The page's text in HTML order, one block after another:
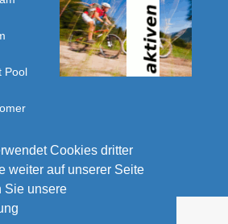
Cookies dritter
weiter auf unserer Seite
Sie unsere
Pool